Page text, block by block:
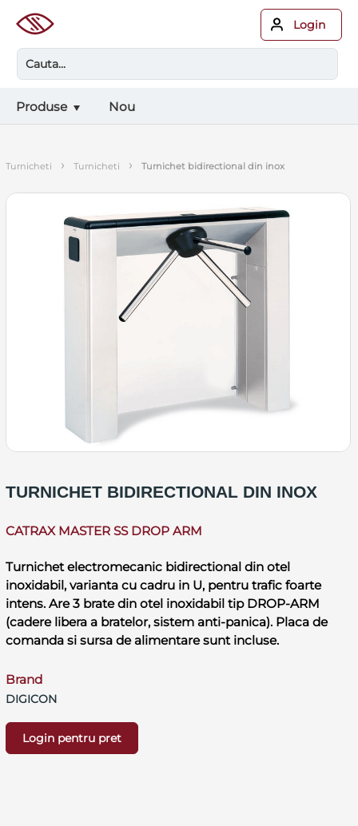
Login
Produse Nou
turnicheti › turnicheti › turnichet bidirectional din inox
TURNICHET BIDIRECTIONAL DIN INOX
CATRAX MASTER SS DROP ARM
Turnichet electromecanic bidirectional din otel
inoxidabil, varianta cu cadru in U, pentru trafic foarte
intens. Are 3 brate din otel inoxidabil tip DROP-ARM
(cadere libera a bratelor, sistem anti-panica). Placa de
comanda si sursa de alimentare sunt incluse.
Brand
DIGICON
Login pentru pret